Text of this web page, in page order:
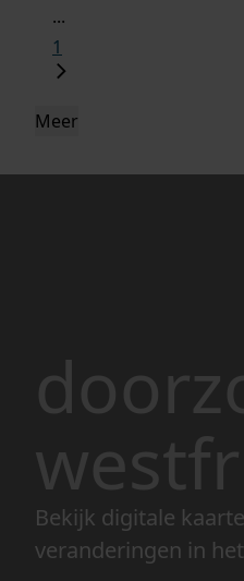
...
1
Meer
Bekijk digitale
veranderingen in